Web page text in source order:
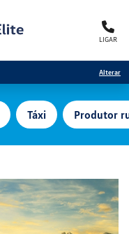
LIGAR
Alterar
Táxi Produtor